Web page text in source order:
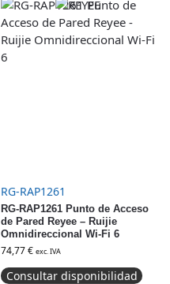
RG-RAP1261
RG-RAP1261 Punto de Acceso
de Pared Reyee – Ruijie
Omnidireccional Wi-Fi 6
74,77€ exc. IVA
Consultar disponibilidad